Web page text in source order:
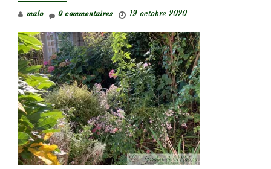
malo 19 octobre 2020
0 commentaires